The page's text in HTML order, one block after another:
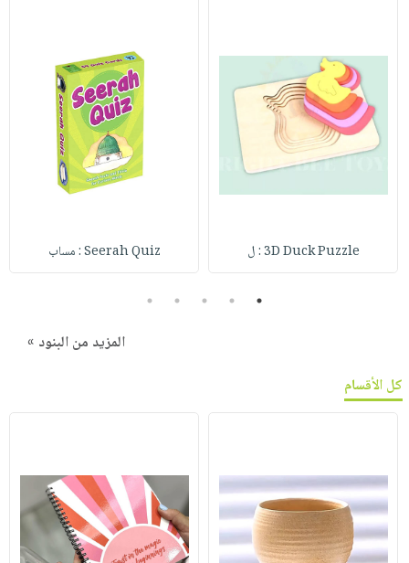
3D Duck Puzzle : ل Seerah Quiz : مساب
1
2
3
4
5
المزيد من البنود »
كل الأقسام